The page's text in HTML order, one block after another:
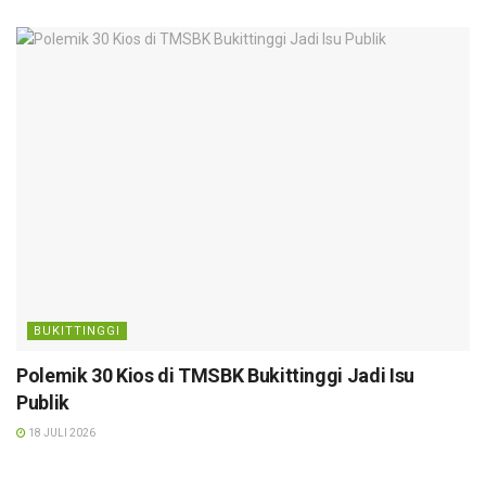
BUKITTINGGI
Polemik 30 Kios di TMSBK Bukittinggi Jadi Isu
Publik
18 JULI 2026